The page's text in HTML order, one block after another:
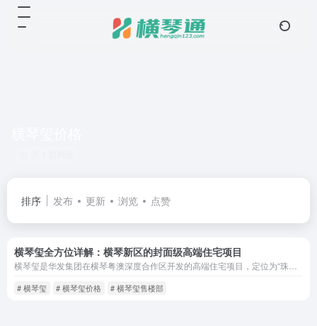
排序 发布 更新 浏览 点赞
横琴玺全方位详解：横琴新区的封面级高端住宅项目
# 横琴玺 # 横琴玺价格 # 横琴玺售楼部